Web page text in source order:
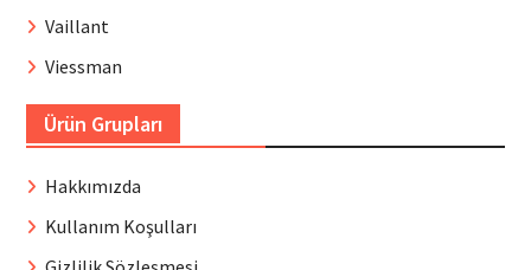
Vaillant
Viessman
Ürün Grupları
Hakkımızda
Kullanım Koşulları